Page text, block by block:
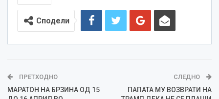
Сподели
ПРЕТХОДНО
МАРАТОН НА БРЗИНА ОД 15
СЛЕДНО
ПАПАТА МУ ВОЗВРАТИ НА